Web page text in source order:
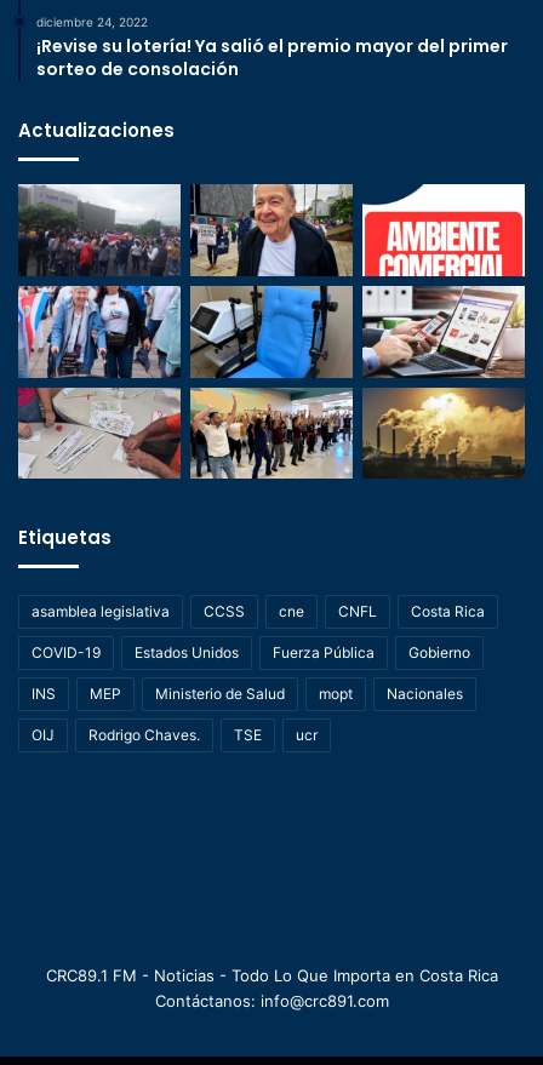
diciembre 24, 2022
¡Revise su lotería! Ya salió el premio mayor del primer
sorteo de consolación
Actualizaciones
Etiquetas
asamblea legislativa CCSS cne CNFL Costa Rica
COVID-19 Estados Unidos Fuerza Pública Gobierno
INS MEP Ministerio de Salud mopt Nacionales
OIJ Rodrigo Chaves. TSE ucr
CRC89.1 FM - Noticias - Todo Lo Que Importa en Costa Rica
Contáctanos: info@crc891.com